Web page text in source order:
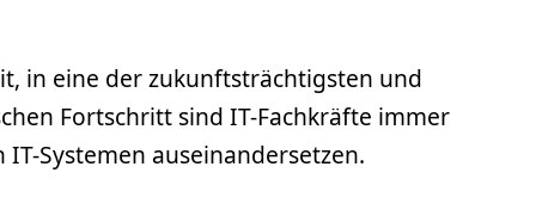
in eine der zukunftsträchtigsten und
Fortschritt sind IT-Fachkräfte immer
Systemen auseinandersetzen.